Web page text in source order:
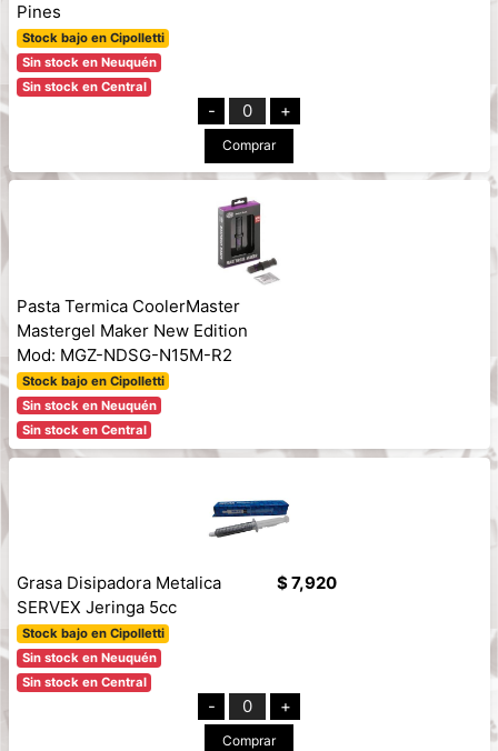
Pines
Stock bajo en Cipolletti
Sin stock en Neuquén
Sin stock en Central
- 0 +
Comprar
Pasta Termica CoolerMaster
Mastergel Maker New Edition
Mod: MGZ-NDSG-N15M-R2
Stock bajo en Cipolletti
Sin stock en Neuquén
Sin stock en Central
Grasa Disipadora Metalica
SERVEX Jeringa 5cc
Stock bajo en Cipolletti
Sin stock en Neuquén
Sin stock en Central
$ 7,920
- 0 +
Comprar